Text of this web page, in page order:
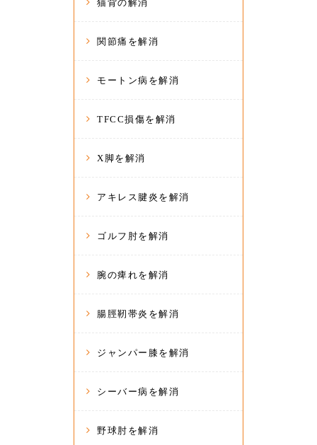
猫背の解消
関節痛を解消
モートン病を解消
TFCC損傷を解消
X脚を解消
アキレス腱炎を解消
ゴルフ肘を解消
腕の痺れを解消
腸脛靭帯炎を解消
ジャンパー膝を解消
シーバー病を解消
野球肘を解消